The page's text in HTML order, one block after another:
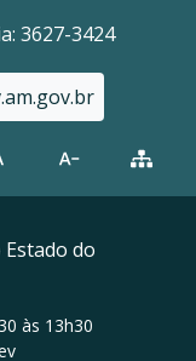
3627-3424
do
às 13h30